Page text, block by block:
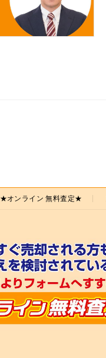
★オンライン 無料査定★